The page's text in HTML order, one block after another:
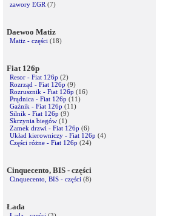
zawory EGR (7)
Daewoo Matiz
Matiz - części (18)
Fiat 126p
Resor - Fiat 126p (2)
Rozrząd - Fiat 126p (9)
Rozrusznik - Fiat 126p (16)
Prądnica - Fiat 126p (11)
Gaźnik - Fiat 126p (11)
Silnik - Fiat 126p (9)
Skrzynia biegów (1)
Zamek drzwi - Fiat 126p (6)
Układ kierowniczy - Fiat 126p (4)
Części różne - Fiat 126p (24)
Cinquecento, BIS - części
Cinquecento, BIS - części (8)
Łada